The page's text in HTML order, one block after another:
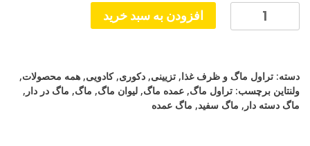
کوئین
عدد
افزودن به سبد خرید
دسته: تراول ماگ و ظرف غذا, تزیینی, دکوری,کادویی, همه محصولات,
ولنتاین برچسب: تراول ماگ, عمده ماگ, لیوان ماگ, ماگ, ماگ در دار ,
ماگ دسته دار , ماگ سفید, ماگ عمده